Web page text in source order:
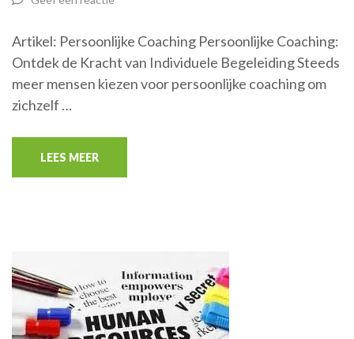
Artikel: Persoonlijke Coaching Persoonlijke Coaching:
Ontdek de Kracht van Individuele Begeleiding Steeds
meer mensen kiezen voor persoonlijke coaching om
zichzelf …
LEES MEER